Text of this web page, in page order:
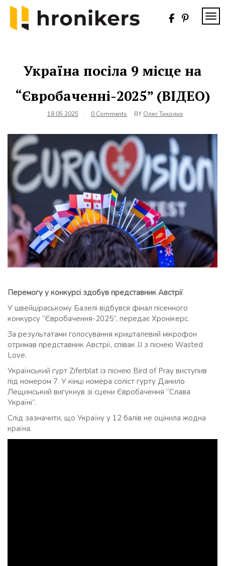
Skip
content
Україна посіла 9 місце на
“Євробаченні-2025” (ВІДЕО)
18.05.2025 0 Comments BY Олег Тихолиз
Перемогу у конкурсі здобув представник Австрії
У швейціраському Базелі відбувся фінал пісенного
конкурсу “Євробачення-2025”, передає Хронікерс.
За результатами голосування кришталевий мікрофон
отримав представник Австрії, співак JJ з піснею Wasted
Love.
Український гурт Ziferblat із піснею Bird of Pray виступив
під номером 7. У кінці номера соліст гурту Данило
Лещинський вигукнув зі сцени Євробачення “Слава
Україні”.
Слід зазначити, що Україну у 12 балів не оцінила жодна
країна.